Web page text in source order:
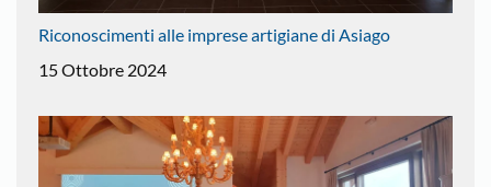
Riconoscimenti alle imprese artigiane di Asiago
15 Ottobre 2024